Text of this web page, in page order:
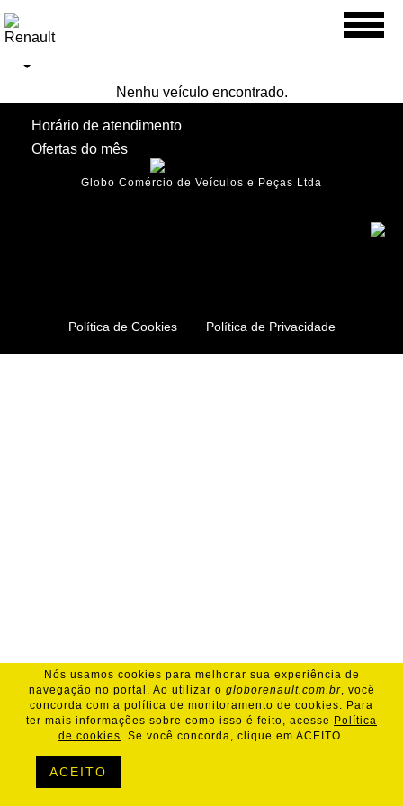
Nenhu veículo encontrado.
Horário de atendimento
Ofertas do mês
Globo Comércio de Veículos e Peças Ltda
Política de Cookies Política de Privacidade
Nós usamos cookies para melhorar sua experiência de
navegação no portal. Ao utilizar o globorenault.com.br, você
concorda com a política de monitoramento de cookies. Para
ter mais informações sobre como isso é feito, acesse Política
de cookies. Se você concorda, clique em ACEITO.
ACEITO